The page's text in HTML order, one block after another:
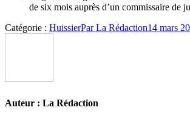
de six mois auprès d’un commissaire de
Catégorie : HuissierParLa Rédaction14 mars
Auteur : La Rédaction